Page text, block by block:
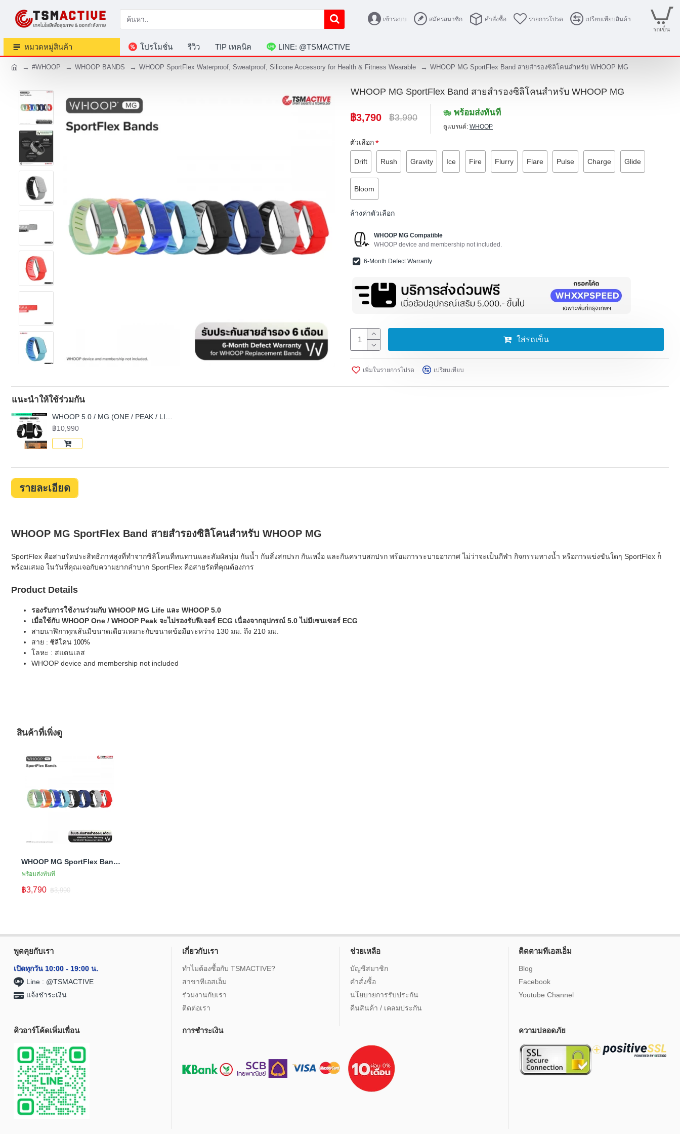
เข้าระบบ สมัครสมาชิก คำสั่งซื้อ รายการโปรด
เปรียบเทียบสินค้า
รถเข็น
หมวดหมู่สินค้า โปรโมชั่น รีวิว TIP เทคนิค LINE: @TSMACTIVE
#WHOOP WHOOP BANDS WHOOP SportFlex Waterproof, Sweatproof, Silicone Accessory for Health & Fitness Wearable WHOOP MG SportFlex Band สายสำรองซิลิโคนสำหรับ WHOOP MG
WHOOP MG SportFlex Band สายสำรองซิลิโคนสำหรับ WHOOP MG
฿3,790 ฿3,990 พร้อมส่งทันที
ดูแบรนด์: WHOOP
ตัวเลือก
Drift Rush Gravity Ice Fire Flurry Flare Pulse Charge Glide
Bloom
ล้างค่าตัวเลือก
ใส่รถเข็น
เพิ่มในรายการโปรด เปรียบเทียบ
WHOOP MG Compatible
WHOOP device and membership not included.
6-Month Defect Warranty
แนะนำให้ใช้ร่วมกัน
฿10,990
รายละเอียด
WHOOP MG SportFlex Band สายสำรองซิลิโคนสำหรับ WHOOP MG
SportFlex คือสายรัดประสิทธิภาพสูงที่ทำจากซิลิโคนที่ทนทานและสัมผัสนุ่ม กันน้ำ กันสิ่งสกปรก กันเหงื่อ และกันคราบสกปรก พร้อมการระบายอากาศ ไม่ว่าจะเป็นกีฬา กิจกรรมทางน้ำ หรือการแข่งขันใดๆ SportFlex ก็
พร้อมเสมอ ในวันที่คุณเจอกับความยากลำบาก SportFlex คือสายรัดที่คุณต้องการ
Product Details
รองรับการใช้งานร่วมกับ WHOOP MG Life และ WHOOP 5.0
เมื่อใช้กับ WHOOP One / WHOOP Peak จะไม่รองรับฟีเจอร์ ECG เนื่องจากอุปกรณ์ 5.0 ไม่มีเซนเซอร์ ECG
สายนาฬิกาทุกเส้นมีขนาดเดียวเหมาะกับขนาดข้อมือระหว่าง 130 มม. ถึง 210 มม.
สาย : ซิลิโคน 100%
โลหะ : สแตนเลส
WHOOP device and membership not included
สินค้าที่เพิ่งดู
WHOOP MG SportFlex Band สายสำรองซิลิโคนสำหรับ WHOOP MG
พร้อมส่งทันที
฿3,790 ฿3,990
พูดคุยกับเรา
เปิดทุกวัน 10:00 - 19:00 น.
Line : @TSMACTIVE
แจ้งชำระเงิน
เกี่ยวกับเรา
ทำไมต้องซื้อกับ TSMACTIVE?
สาขาทีเอสเอ็ม
ร่วมงานกับเรา
ติดต่อเรา
ช่วยเหลือ
บัญชีสมาชิก
คำสั่งซื้อ
นโยบายการรับประกัน
คืนสินค้า / เคลมประกัน
ติดตามทีเอสเอ็ม
Blog
Facebook
Youtube Channel
คิวอาร์โค้ดเพิ่มเพื่อน การชำระเงิน ความปลอดภัย